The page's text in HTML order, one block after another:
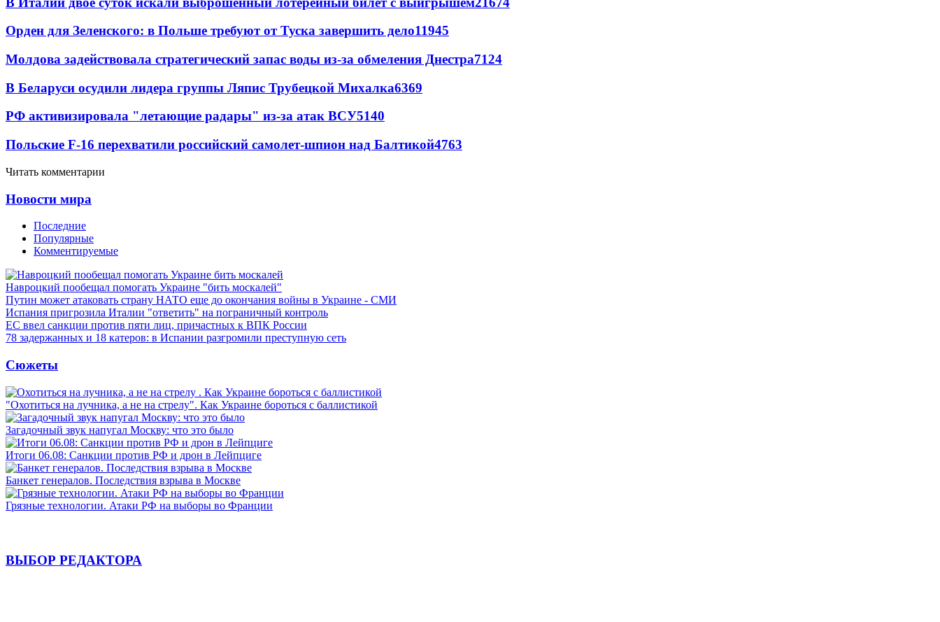
Орден для Зеленского: в Польше требуют от Туска завершить дело11945
Молдова задействовала стратегический запас воды из-за обмеления Днестра7124
В Беларуси осудили лидера группы Ляпис Трубецкой Михалка6369
РФ активизировала "летающие радары" из-за атак ВСУ5140
Польские F-16 перехватили российский самолет-шпион над Балтикой4763
Читать комментарии
Новости мира
Последние
Популярные
Комментируемые
Навроцкий пообещал помогать Украине "бить москалей"
Путин может атаковать страну НАТО еще до окончания войны в Украине - СМИ
Испания пригрозила Италии "ответить" на пограничный контроль
ЕС ввел санкции против пяти лиц, причастных к ВПК России
78 задержанных и 18 катеров: в Испании разгромили преступную сеть
Сюжеты
"Охотиться на лучника, а не на стрелу". Как Украине бороться с баллистикой
Загадочный звук напугал Москву: что это было
Итоги 06.08: Санкции против РФ и дрон в Лейпциге
Банкет генералов. Последствия взрыва в Москве
Грязные технологии. Атаки РФ на выборы во Франции
ВЫБОР РЕДАКТОРА